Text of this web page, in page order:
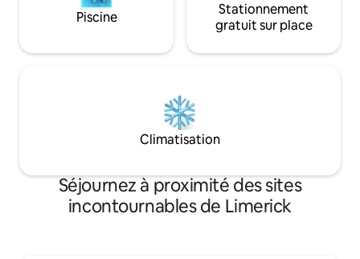
Piscine
Stationnement
gratuit sur place
Climatisation
Séjournez à proximité des sites
incontournables de Limerick